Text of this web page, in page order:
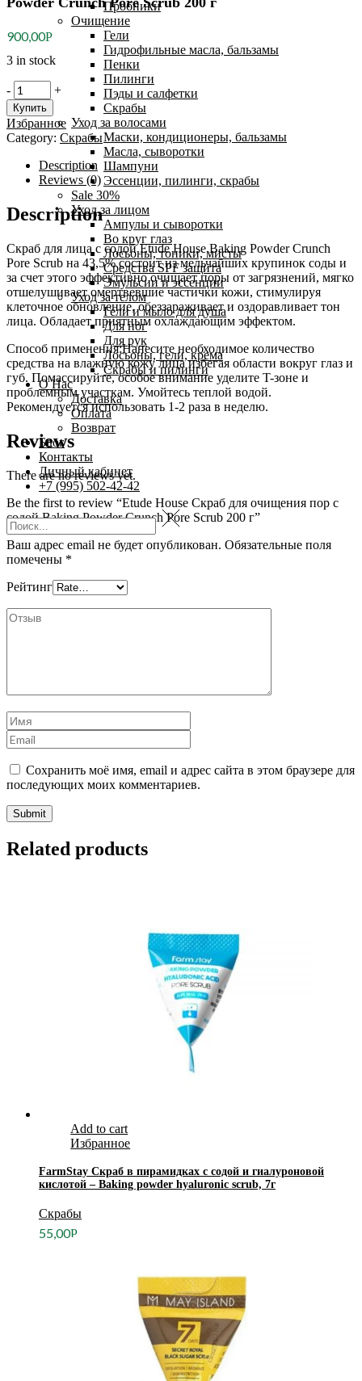
Пробники
Очищение
Гели
Гидрофильные масла, бальзамы
Пенки
Пилинги
Пэды и салфетки
Скрабы
Уход за волосами
Маски, кондиционеры, бальзамы
Масла, сыворотки
Шампуни
Эссенции, пилинги, скрабы
Sale 30%
Уход за лицом
Ампулы и сыворотки
Во круг глаз
Лосьоны, тоники, мисты
Средства SPF защита
Эмульсии и эссенции
Уход за телом
Гели и мыло для душа
Для ног
Для рук
Лосьоны, гели, крема
Скрабы и пилинги
О Нас
Доставка
Оплата
Возврат
Блог
Контакты
Личный кабинет
+7 (995) 502-42-42
900,00Р
3 in stock
Etude
House
Скраб
для
очищения
Powder
Pore
Scrub
200
г
quantity
- +
Купить
Избранное
Category: Скрабы
Description
Reviews (0)
Description
Скраб для лица с содой Etude House Baking Powder Crunch
Pore Scrub на 43,5% состоит из мельчайших крупинок соды и
за счет этого эффективно очищает поры от загрязнений, мягко
отшелушивает омертвевшие частички кожи, стимулируя
клеточное обновление, обеззараживает и оздоравливает тон
лица. Обладает приятным охлаждающим эффектом.
Способ применения:Нанесите необходимое количество
средства на влажную кожу лица избегая области вокруг глаз и
губ. Помассируйте, особое внимание уделите T-зоне и
проблемным участкам. Умойтесь теплой водой.
Рекомендуется использовать 1-2 раза в неделю.
Reviews
There are no reviews yet.
Be the first to review “Etude House Скраб для очищения пор с
содой Baking Powder Crunch Pore Scrub 200 г”
Ваш адрес email не будет опубликован. Обязательные поля
помечены *
Рейтинг
Сохранить моё имя, email и адрес сайта в этом браузере для
последующих моих комментариев.
Related products
Add to cart
Избранное
FarmStay Скраб в пирамидках с содой и гиалуроновой
кислотой – Baking powder hyaluronic scrub, 7г
Скрабы
55,00Р